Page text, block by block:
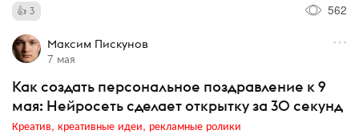
3 562
Максим Пискунов
7 мая
Как создать персональное поздравление к 9
мая: Нейросеть сделает открытку за 30 секунд
Креатив, креативные идеи, рекламные ролики